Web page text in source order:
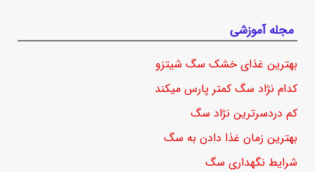
مجله آموزشی
بهترین غذای خشک سگ شیتزو
کدام نژاد سگ کمتر پارس میکند
کم دردسرترین نژاد سگ
بهترین زمان غذا دادن به سگ
شرایط نگهداری سگ